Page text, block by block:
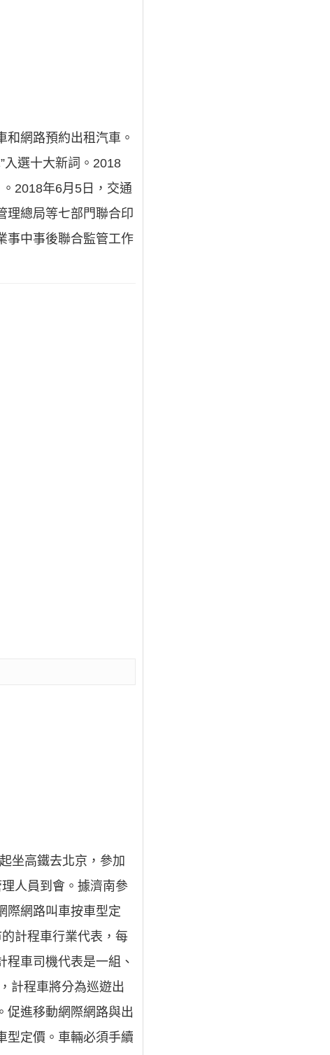
網路預約出租汽車。
入選十大新詞。2018
2018年6月5日，交通
理總局等七部門聯合印
事中事後聯合監管工作
坐高鐵去北京，參加
人員到會。據濟南參
際網路叫車按車型定
計程車行業代表，每
車司機代表是一組、
計程車將分為巡遊出
促進移動網際網路與出
型定價。車輛必須手續